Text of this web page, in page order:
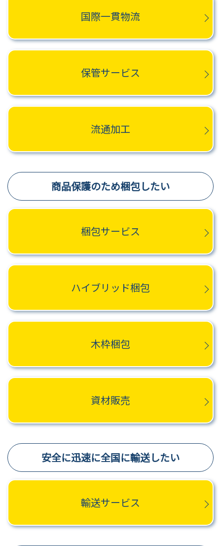
国際一貫物流
保管サービス
流通加工
商品保護のため梱包したい
梱包サービス
ハイブリッド梱包
木枠梱包
資材販売
安全に迅速に全国に輸送したい
輸送サービス